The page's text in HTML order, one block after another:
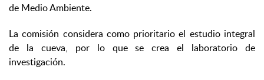
de Medio Ambiente.
La comisión considera como prioritario el estudio integral
de la cueva, por lo que se crea el laboratorio de
investigación.